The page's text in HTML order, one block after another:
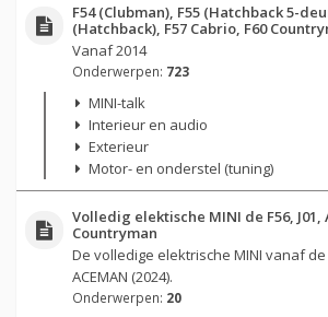
F54 (Clubman), F55 (Hatchback 5-
(Hatchback), F57 Cabrio, F60
Vanaf 2014
Onderwerpen: 723
MINI-talk
Interieur en audio
Exterieur
Motor- en onderstel (tuning)
Volledig elektische MINI de F56, J01,
Countryman
De volledige elektrische MINI vanaf de
ACEMAN (2024).
Onderwerpen: 20